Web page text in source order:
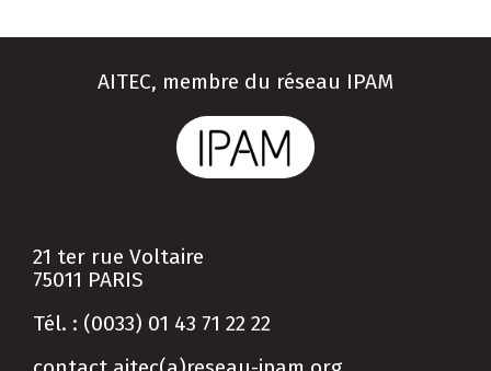
AITEC, membre du réseau IPAM
21 ter rue Voltaire
75011 PARIS
Tél. : (0033) 01 43 71 22 22